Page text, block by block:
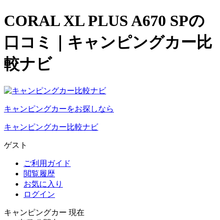
CORAL XL PLUS A670 SPの
口コミ｜キャンピングカー比
較ナビ
キャンピングカーをお探しなら
キャンピングカー比較ナビ
ゲスト
ご利用ガイド
閲覧履歴
お気に入り
ログイン
キャンピングカー 現在